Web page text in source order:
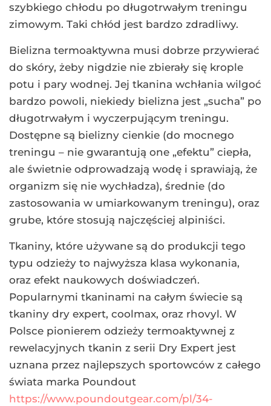
szybkiego chłodu po długotrwałym treningu
zimowym. Taki chłód jest bardzo zdradliwy.
Bielizna termoaktywna musi dobrze przywierać
do skóry, żeby nigdzie nie zbierały się krople
potu i pary wodnej. Jej tkanina wchłania wilgoć
bardzo powoli, niekiedy bielizna jest „sucha” po
długotrwałym i wyczerpującym treningu.
Dostępne są bielizny cienkie (do mocnego
treningu – nie gwarantują one „efektu” ciepła,
ale świetnie odprowadzają wodę i sprawiają, że
organizm się nie wychładza), średnie (do
zastosowania w umiarkowanym treningu), oraz
grube, które stosują najczęściej alpiniści.
Tkaniny, które używane są do produkcji tego
typu odzieży to najwyższa klasa wykonania,
oraz efekt naukowych doświadczeń.
Popularnymi tkaninami na całym świecie są
tkaniny dry expert, coolmax, oraz rhovyl. W
Polsce pionierem odzieży termoaktywnej z
rewelacyjnych tkanin z serii Dry Expert jest
uznana przez najlepszych sportowców z całego
świata marka Poundout
https://www.poundoutgear.com/pl/34-